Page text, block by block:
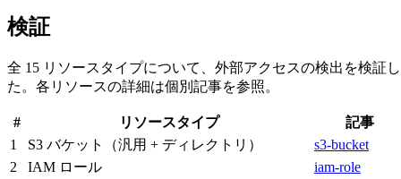
検証
全 15 リソースタイプについて、外部アクセスの検出を検証し
た。各リソースの詳細は個別記事を参照。
# リソースタイプ
記事
1
S3 バケット（汎用 + ディレクトリ）
s3-bucket
2
IAM ロール
iam-role